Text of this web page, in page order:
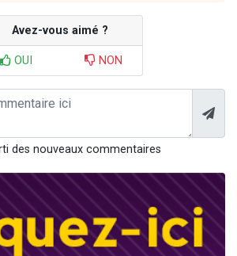
Avez-vous aimé ?
OUI NON
des nouveaux commentaires